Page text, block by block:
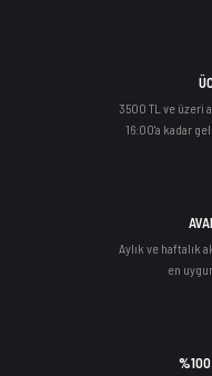
3500 TL ve üzeri
16:00'a kadar
Aylık ve haftalık
en
%100